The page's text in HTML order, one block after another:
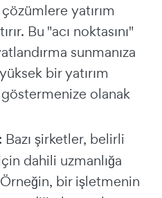
yatırım
Bu "acı noktasını"
sunmanıza
bir yatırım
göstermenize olanak
: Bazı şirketler, belirli
dahili uzmanlığa
bir işletmenin